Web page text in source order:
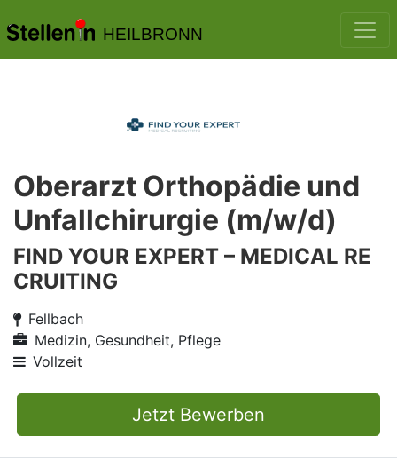
HEILBRONN
Oberarzt Orthopädie und
Unfallchirurgie (m/w/d)
FIND YOUR EXPERT – MEDICAL RE
CRUITING
Fellbach
Medizin, Gesundheit, Pflege
Vollzeit
Jetzt Bewerben